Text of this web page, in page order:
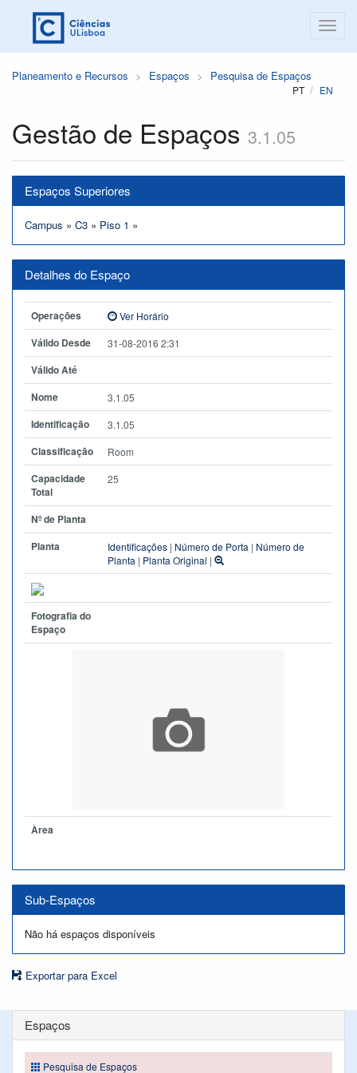
Planeamento e Recursos Espaços Pesquisa de Espaços
PT EN
Gestão de Espaços 3.1.05
Espaços Superiores
Campus » C3 » Piso 1 »
Detalhes do Espaço
Operações Ver Horário
Válido Desde 31-08-2016 2:31
Válido Até
Nome
3.1.05
Identificação 3.1.05
Classificação Room
Capacidade
Total
25
Nº de Planta
Planta
Identificações | Número de Porta | Número de
Planta | Planta Original |
Fotografia do
Espaço
Àrea
Sub-Espaços
Não há espaços disponíveis
Exportar para Excel
Espaços
Pesquisa de Espaços